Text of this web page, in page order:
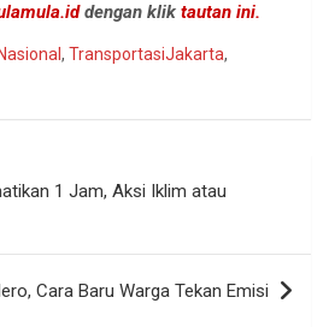
dengan klik tautan ini.
, TransportasiJakarta,
1 Jam, Aksi Iklim atau
Cara Baru Warga Tekan Emisi